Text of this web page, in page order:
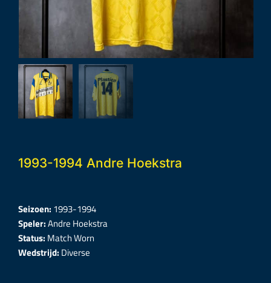
1993-1994 Andre Hoekstra
Seizoen: 1993-1994
Speler:Andre Hoekstra
Status: Match Worn
Wedstrijd: Diverse